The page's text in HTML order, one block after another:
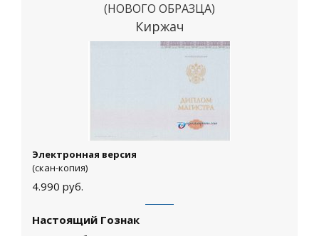
(НОВОГО ОБРАЗЦА)
Киржач
Электронная версия
(скан-копия)
4.990 руб.
Настоящий Гознак